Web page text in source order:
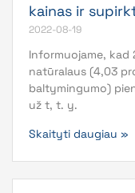
kainas ir
2022-08-19
Informuojame, kad
natūralaus (4,03
baltymingumo)
už t, t. y.
Skaityti daugiau »